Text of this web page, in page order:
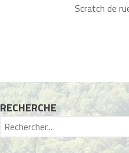
Scratch de
RECHERCHE